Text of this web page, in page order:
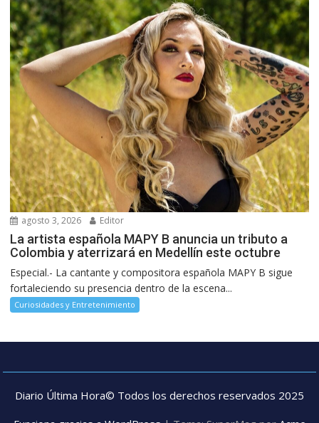
agosto 3, 2026 Editor
La artista española MAPY B anuncia un tributo a
Colombia y aterrizará en Medellín este octubre
Especial.- La cantante y compositora española MAPY B sigue
fortaleciendo su presencia dentro de la escena...
Curiosidades y Entretenimiento
Diario Última Hora© Todos los derechos reservados 2025